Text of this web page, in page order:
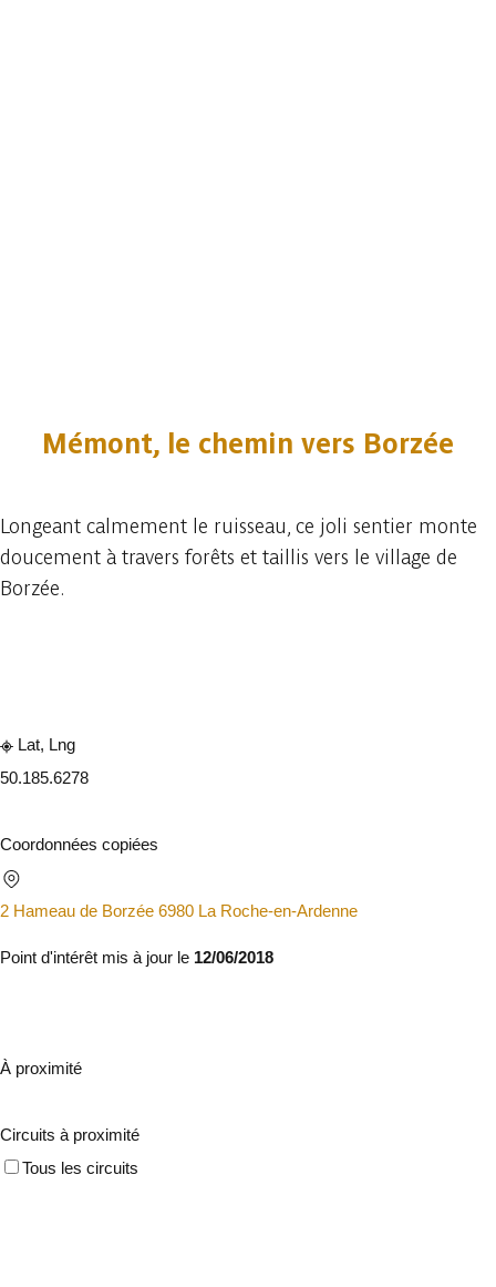
Mémont, le chemin vers Borzée
Longeant calmement le ruisseau, ce joli sentier monte
doucement à travers forêts et taillis vers le village de
Borzée.
Lat, Lng
50.185.6278
Coordonnées copiées
2 Hameau de Borzée 6980 La Roche-en-Ardenne
Point d'intérêt mis à jour le 12/06/2018
À proximité
Circuits à proximité
Tous les circuits